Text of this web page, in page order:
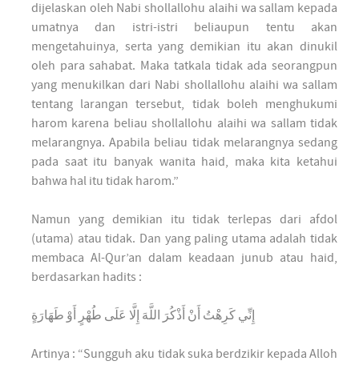
dijelaskan oleh Nabi shollallohu alaihi wa sallam kepada
umatnya dan istri-istri beliaupun tentu akan
mengetahuinya, serta yang demikian itu akan dinukil
oleh para sahabat. Maka tatkala tidak ada seorangpun
yang menukilkan dari Nabi shollallohu alaihi wa sallam
tentang larangan tersebut, tidak boleh menghukumi
harom karena beliau shollallohu alaihi wa sallam tidak
melarangnya. Apabila beliau tidak melarangnya sedang
pada saat itu banyak wanita haid, maka kita ketahui
bahwa hal itu tidak harom.”
Namun yang demikian itu tidak terlepas dari afdol
(utama) atau tidak. Dan yang paling utama adalah tidak
membaca Al-Qur’an dalam keadaan junub atau haid,
berdasarkan hadits :
إِنِّي كَرِهْتُ أَنْ أَذْكُرَ اللَّهَ إِلَّا عَلَى طُهْرٍ أَوْ طَهَارَةٍ
Artinya : “Sungguh aku tidak suka berdzikir kepada Alloh